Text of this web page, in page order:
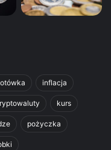
inflacja
kurs
pożyczka